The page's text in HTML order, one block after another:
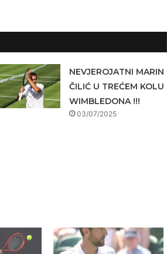
NEVJEROJATNI MARIN
ČILIĆ U TREĆEM KOLU
WIMBLEDONA !!!
03/07/2025